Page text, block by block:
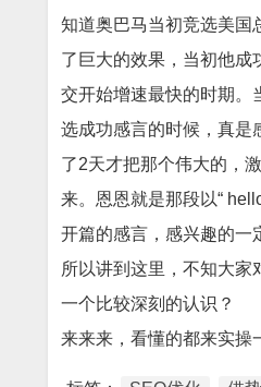
知道奥巴马当初竞选美国
了巨大的效果，当初他成
交开始增速最快的时期。
选成功感言的时候，真是
了2天才把那个伟大的，
来。恩恩就是那段以“
开篇的感言，感兴趣的一
所以讲到这里，不知大家
一个比较深刻的认识？
来来来，看懂的都来实操